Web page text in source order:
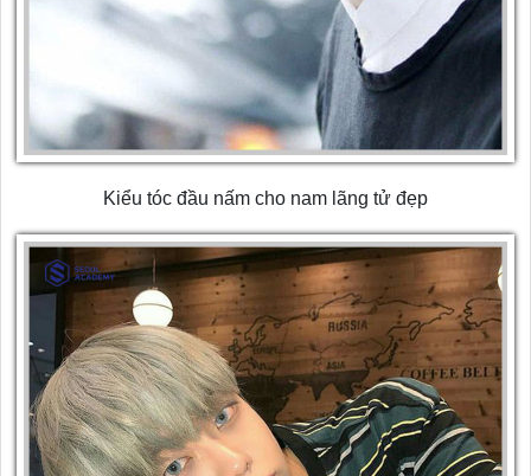
Kiểu tóc đầu nấm cho nam lãng tử đẹp